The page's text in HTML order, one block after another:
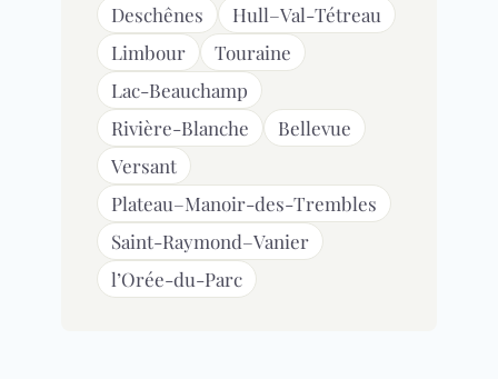
Deschênes
Hull–Val-Tétreau
Limbour
Touraine
Lac-Beauchamp
Rivière-Blanche
Bellevue
Versant
Plateau–Manoir-des-Trembles
Saint-Raymond–Vanier
l’Orée-du-Parc